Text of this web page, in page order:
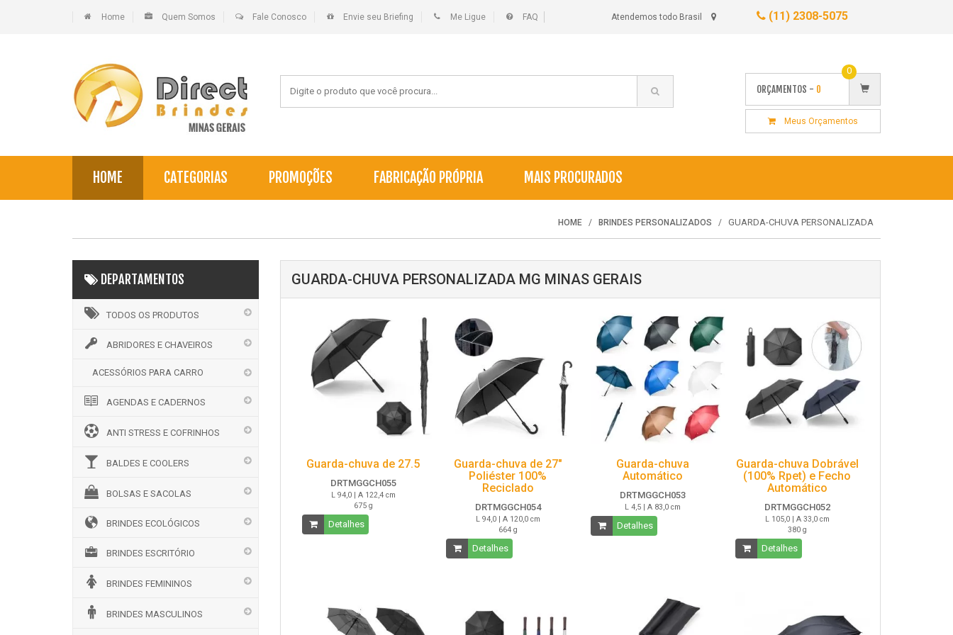
Home Quem Somos Fale Conosco Envie seu Briefing Me Ligue FAQ Atendemos todo Brasil (11) 2308-5075
ORÇAMENTOS - 0
0
Meus Orçamentos
HOME CATEGORIAS PROMOÇÕES FABRICAÇÃO PRÓPRIA MAIS PROCURADOS
HOME BRINDES PERSONALIZADOS GUARDA-CHUVA PERSONALIZADA
DEPARTAMENTOS
TODOS OS PRODUTOS
ABRIDORES E CHAVEIROS
ACESSÓRIOS PARA CARRO
AGENDAS E CADERNOS
ANTI STRESS E COFRINHOS
BALDES E COOLERS
BOLSAS E SACOLAS
BRINDES ECOLÓGICOS
BRINDES ESCRITÓRIO
BRINDES FEMININOS
BRINDES MASCULINOS
GUARDA-CHUVA PERSONALIZADA MG MINAS GERAIS
Guarda-chuva de 27.5
DRTMGGCH055
L 94,0 | A 122,4 cm
675 g
Detalhes
Guarda-chuva de 27"
Poliéster 100%
Reciclado
DRTMGGCH054
L 94,0 | A 120,0 cm
664 g
Detalhes
Guarda-chuva
Automático
DRTMGGCH053
L 4,5 | A 83,0 cm
Detalhes
Guarda-chuva Dobrável
(100% Rpet) e Fecho
Automático
DRTMGGCH052
L 105,0 | A 33,0 cm
380 g
Detalhes